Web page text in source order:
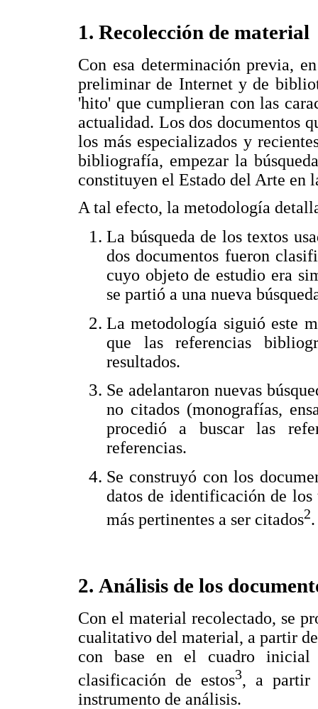
1. Recolección de material
Con esa determinación previa,
preliminar de Internet y de
'hito' que cumplieran con las
actualidad. Los dos documentos
los más especializados y
bibliografía, empezar la
constituyen el Estado del Arte en
A tal efecto, la metodología
La búsqueda de los textos
dos documentos fueron
cuyo objeto de estudio era
se partió a una nueva
La metodología siguió este
que las referencias
resultados.
Se adelantaron nuevas
no citados (monografías,
procedió a buscar las
referencias.
Se construyó con los
datos de identificación de
más pertinentes a ser citados2.
2. Análisis de los
Con el material recolectado, se
cualitativo del material, a partir
con base en el cuadro inicial
clasificación de estos3, a partir
instrumento de análisis.